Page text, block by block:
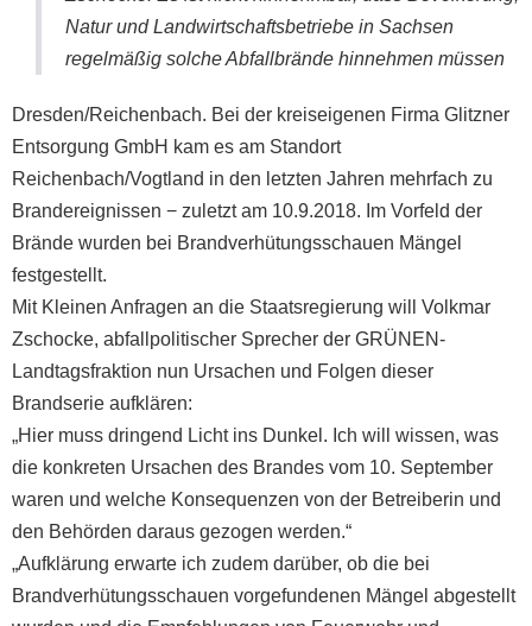
Natur und Landwirtschaftsbetriebe in Sachsen
regelmäßig solche Abfallbrände hinnehmen müssen
Dresden/Reichenbach. Bei der kreiseigenen Firma Glitzner
Entsorgung GmbH kam es am Standort
Reichenbach/Vogtland in den letzten Jahren mehrfach zu
Brandereignissen − zuletzt am 10.9.2018. Im Vorfeld der
Brände wurden bei Brandverhütungsschauen Mängel
festgestellt.
Mit Kleinen Anfragen an die Staatsregierung will Volkmar
Zschocke, abfallpolitischer Sprecher der GRÜNEN-
Landtagsfraktion nun Ursachen und Folgen dieser
Brandserie aufklären:
„Hier muss dringend Licht ins Dunkel. Ich will wissen, was
die konkreten Ursachen des Brandes vom 10. September
waren und welche Konsequenzen von der Betreiberin und
den Behörden daraus gezogen werden.“
„Aufklärung erwarte ich zudem darüber, ob die bei
Brandverhütungsschauen vorgefundenen Mängel abgestellt